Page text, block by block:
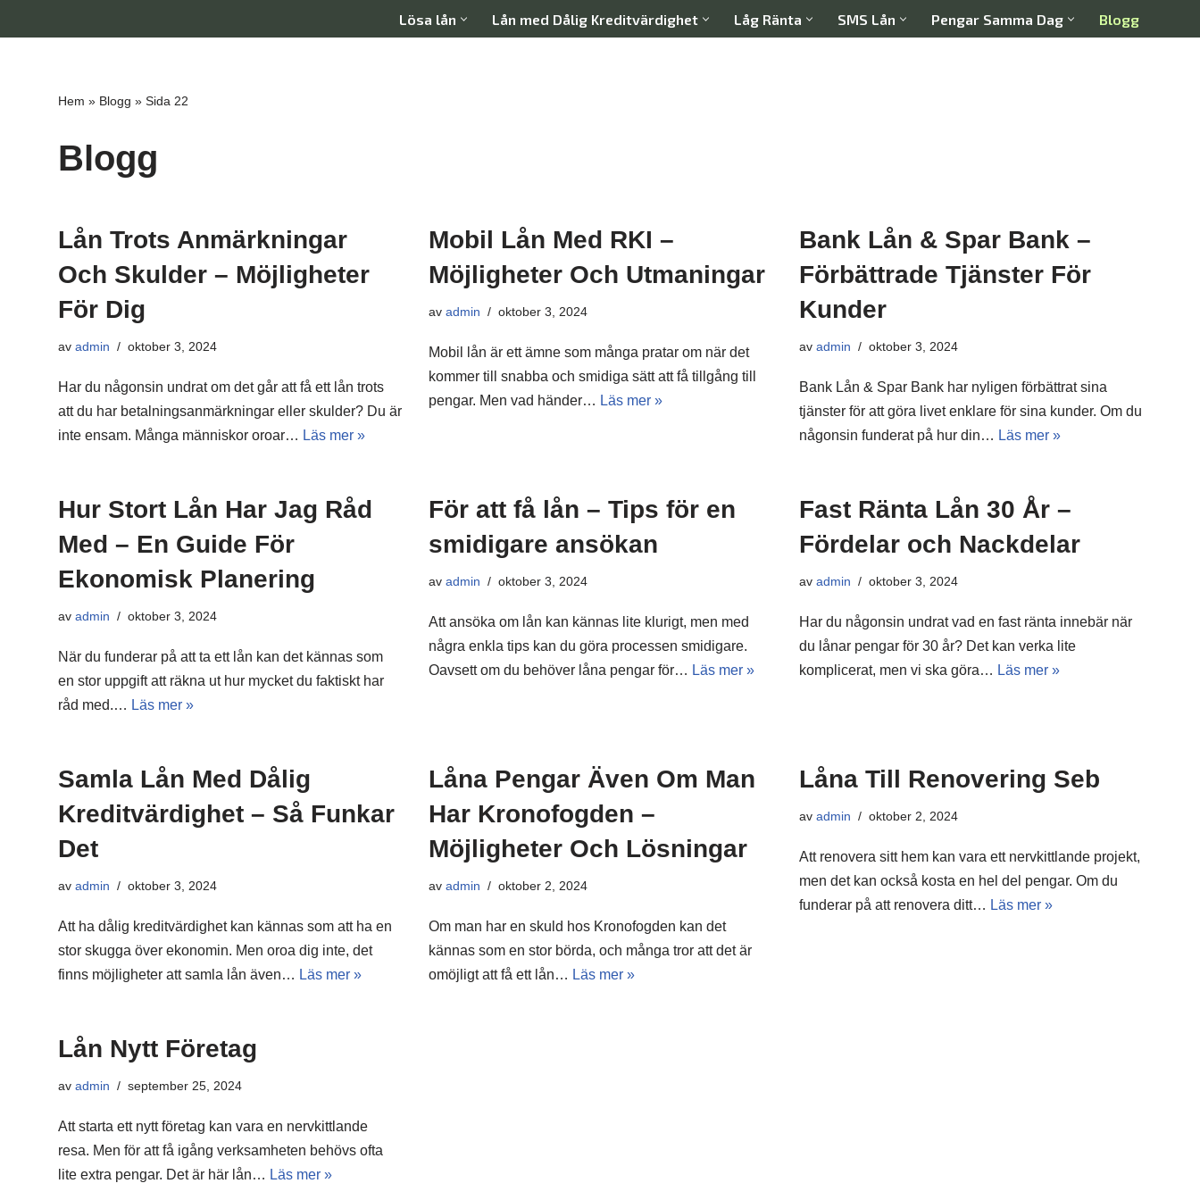
innehåll
Lösa lån Lån med Dålig Kreditvärdighet Låg Ränta SMS Lån Pengar Samma Dag Blogg
Hem » Blogg » Sida 22
Blogg
Lån Trots Anmärkningar
Och Skulder – Möjligheter
För Dig
av admin oktober 3, 2024
Har du någonsin undrat om det går att få ett lån trots
att du har betalningsanmärkningar eller skulder? Du är
inte ensam. Många människor oroar… Läs mer »
Mobil Lån Med RKI –
Möjligheter Och Utmaningar
av admin oktober 3, 2024
Mobil lån är ett ämne som många pratar om när det
kommer till snabba och smidiga sätt att få tillgång till
pengar. Men vad händer… Läs mer »
Bank Lån & Spar Bank –
Förbättrade Tjänster För
Kunder
av admin oktober 3, 2024
Bank Lån & Spar Bank har nyligen förbättrat sina
tjänster för att göra livet enklare för sina kunder. Om du
någonsin funderat på hur din… Läs mer »
Hur Stort Lån Har Jag Råd
Med – En Guide För
Ekonomisk Planering
av admin oktober 3, 2024
När du funderar på att ta ett lån kan det kännas som
en stor uppgift att räkna ut hur mycket du faktiskt har
råd med.… Läs mer »
För att få lån – Tips för en
smidigare ansökan
av admin oktober 3, 2024
Att ansöka om lån kan kännas lite klurigt, men med
några enkla tips kan du göra processen smidigare.
Oavsett om du behöver låna pengar för… Läs mer »
Fast Ränta Lån 30 År –
Fördelar och Nackdelar
av admin oktober 3, 2024
Har du någonsin undrat vad en fast ränta innebär när
du lånar pengar för 30 år? Det kan verka lite
komplicerat, men vi ska göra… Läs mer »
Samla Lån Med Dålig
Kreditvärdighet – Så Funkar
Det
av admin oktober 3, 2024
Att ha dålig kreditvärdighet kan kännas som att ha en
stor skugga över ekonomin. Men oroa dig inte, det
finns möjligheter att samla lån även… Läs mer »
Låna Pengar Även Om Man
Har Kronofogden –
Möjligheter Och Lösningar
av admin oktober 2, 2024
Om man har en skuld hos Kronofogden kan det
kännas som en stor börda, och många tror att det är
omöjligt att få ett lån… Läs mer »
Låna Till Renovering Seb
av admin oktober 2, 2024
Att renovera sitt hem kan vara ett nervkittlande projekt,
men det kan också kosta en hel del pengar. Om du
funderar på att renovera ditt… Läs mer »
Lån Nytt Företag
av admin september 25, 2024
Att starta ett nytt företag kan vara en nervkittlande
resa. Men för att få igång verksamheten behövs ofta
lite extra pengar. Det är här lån… Läs mer »